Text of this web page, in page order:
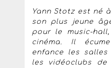
Yann Stotz est né
son plus jeune
pour le music-
cinéma. Il
enfance les
les vidéoclubs